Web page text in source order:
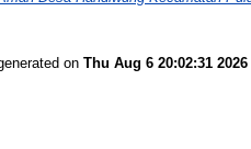
on Thu Aug 6 20:02:31 2026